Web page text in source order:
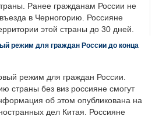
Ранее гражданам России не
в Черногорию. Россияне
этой страны до 30 дней.
режим для граждан России до конца
режим для граждан России.
страны без виз россияне смогут
об этом опубликована на
дел Китая. Россияне